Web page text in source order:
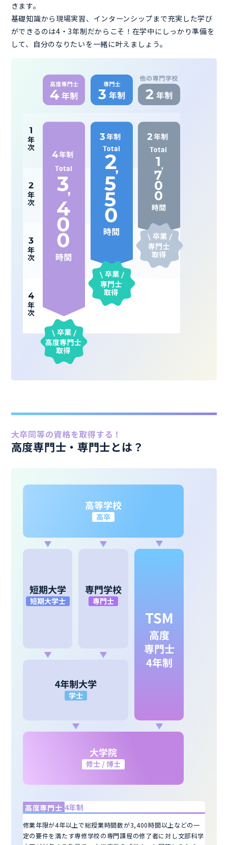
きます。
基礎知識から現場実習、インターンシップまで充実した学び
ができるのは4・3年制だからこそ！在学中にしっかり準備を
して、自分のなりたいを一緒に叶えましょう。
大卒同等の資格を取得する！
高度専門士・専門士とは？
高度専門士 4年制
修業年限が4年以上で総授業時間数が3,400時間以上などの一
定の要件を満たす専修学校の専門課程の修了者に対し文部科学